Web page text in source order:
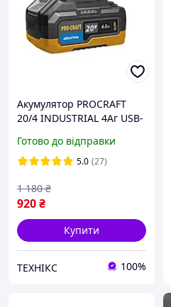
Акумулятор PROCRAFT
20/4 INDUSTRIAL 4Aг USB-
Готово до відправки
5.0 (27)
920₴
1 180 ₴
Купити
ТЕХНІКС 100%